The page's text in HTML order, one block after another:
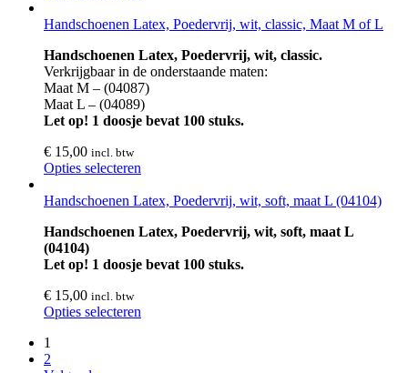
Handschoenen Latex, Poedervrij, wit, classic, Maat M of L
Handschoenen Latex, Poedervrij, wit, classic.
Verkrijgbaar in de onderstaande maten:
Maat M – (04087)
Maat L – (04089)
Let op! 1 doosje bevat 100 stuks.
€ 15,00 incl. btw
Opties selecteren
Handschoenen Latex, Poedervrij, wit, soft, maat L (04104)
Handschoenen Latex, Poedervrij, wit, soft, maat L
(04104)
Let op! 1 doosje bevat 100 stuks.
€ 15,00 incl. btw
Opties selecteren
1
2